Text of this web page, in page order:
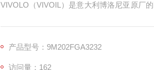
VIVOLO（VIVOIL）是意大利博洛尼亚原厂
一、品牌与定位
产品型号：9M202FGA3232
访问量：162